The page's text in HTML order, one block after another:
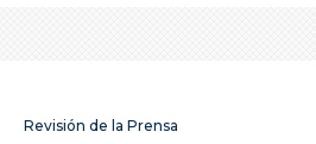
Revisión de la Prensa